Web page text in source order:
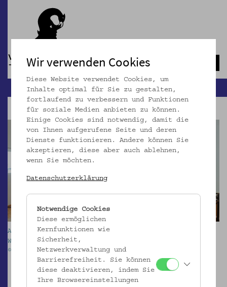
Pause
Ausstellung „Schulgespräche. Junge Muslim*innen in
Wien“. Foto: kollektiv fischka / Steffi Freynschlag
© Volkskundemuseum Wien
Wir verwenden Cookies
Diese Website verwendet Cookies, um
Inhalte optimal für Sie zu gestalten,
fortlaufend zu verbessern und Funktionen
für soziale Medien anbieten zu können.
Einige Cookies sind notwendig, damit die
von Ihnen aufgerufene Seite und deren
Dienste funktionieren. Andere können Sie
akzeptieren, diese aber auch ablehnen,
wenn Sie möchten.
Datenschutzerklärung
Notwendige Cookies
Diese ermöglichen
Kernfunktionen wie
Sicherheit,
Netzwerkverwaltung und
Barrierefreiheit. Sie können
diese deaktivieren, indem Sie
Ihre Browsereinstellungen